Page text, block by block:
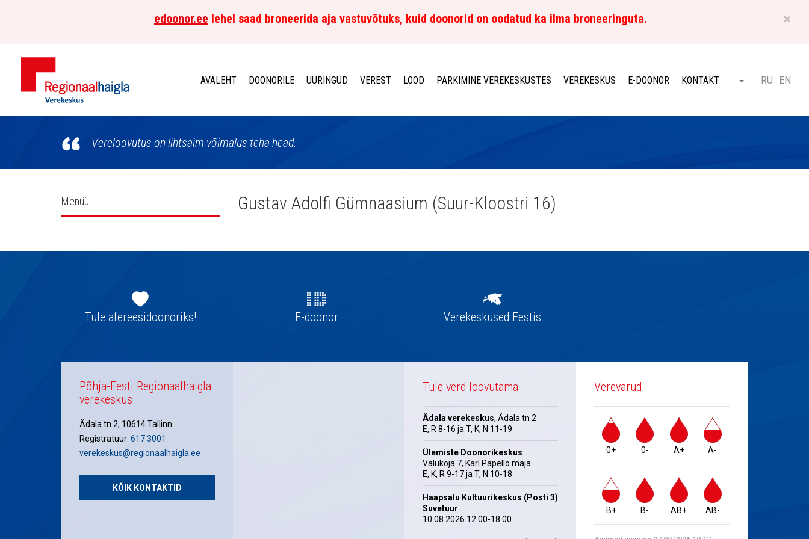
×
edoonor.ee lehel saad broneerida aja vastuvõtuks, kuid doonorid on oodatud ka ilma broneeringuta.
Põhja-
Regionaalhaigla
Verekeskus
AVALEHT DOONORILE UURINGUD VEREST LOOD PARKIMINE VEREKESKUSTES VEREKESKUS E-DOONOR KONTAKT Otsi ET
RU EN
Vereloovutus on lihtsaim võimalus teha head.
Külgpaani
Menüü Gustav Adolfi Gümnaasium (Suur-Kloostri 16)
navigatsioonTule afereesidoonoriks! E-doonor Verekeskused Eestis
Põhja-Eesti Regionaalhaigla
verekeskus
Ädala tn 2, 10614 Tallinn
Registratuur: 617 3001
verekeskus@regionaalhaigla.ee
KÕIK KONTAKTID
Tule verd loovutama
Ädala verekeskus, Ädala tn 2
E, R 8-16 ja T, K, N 11-19
Ülemiste Doonorikeskus
Valukoja 7, Karl Papello maja
E, K, R 9-17 ja T, N 10-18
Haapsalu Kultuurikeskus (Posti 3)
Suvetuur
10.08.2026 12.00-18.00
Verevarud
0+ 0- A+ A-
B+ B- AB+ AB-